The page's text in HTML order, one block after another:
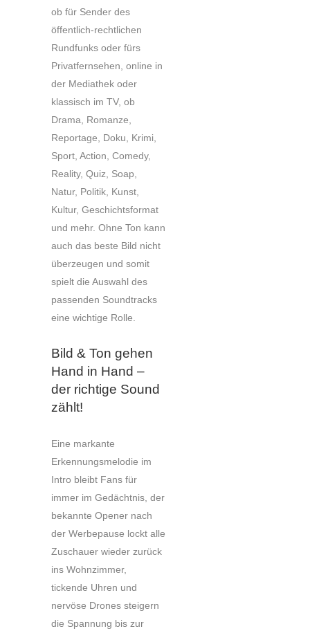
ob für Sender des
öffentlich-rechtlichen
Rundfunks oder fürs
Privatfernsehen, online in
der Mediathek oder
klassisch im TV, ob
Drama, Romanze,
Reportage, Doku, Krimi,
Sport, Action, Comedy,
Reality, Quiz, Soap,
Natur, Politik, Kunst,
Kultur, Geschichtsformat
und mehr. Ohne Ton kann
auch das beste Bild nicht
überzeugen und somit
spielt die Auswahl des
passenden Soundtracks
eine wichtige Rolle.
Bild & Ton gehen
Hand in Hand –
der richtige Sound
zählt!
Eine markante
Erkennungsmelodie im
Intro bleibt Fans für
immer im Gedächtnis, der
bekannte Opener nach
der Werbepause lockt alle
Zuschauer wieder zurück
ins Wohnzimmer,
tickende Uhren und
nervöse Drones steigern
die Spannung bis zur